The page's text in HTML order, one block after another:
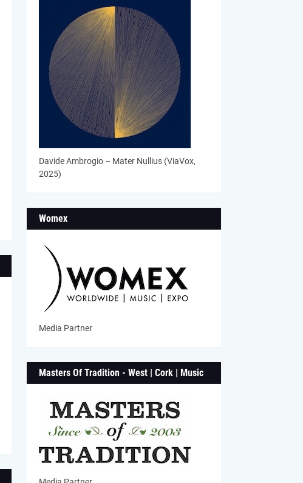
Davide Ambrogio – Mater Nullius (ViaVox,
2025)
Womex
Media Partner
Masters Of Tradition - West | Cork | Music